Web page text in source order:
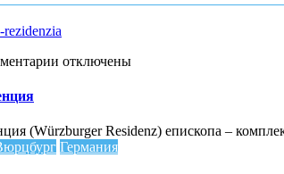
котключены
(Würzburger Residenz) епископа –
Германия